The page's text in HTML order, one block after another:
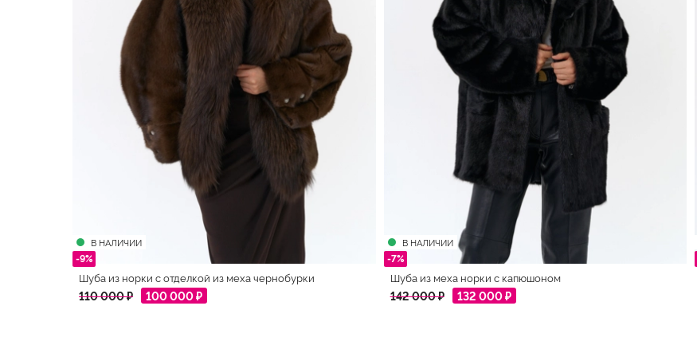
В НАЛИЧИИ
-9%
Шуба из норки с отделкой из меха чернобурки
110 000 ₽ 100 000 ₽
В НАЛИЧИИ
-7%
Шуба из меха норки с капюшоном
142 000 ₽ 132 000 ₽